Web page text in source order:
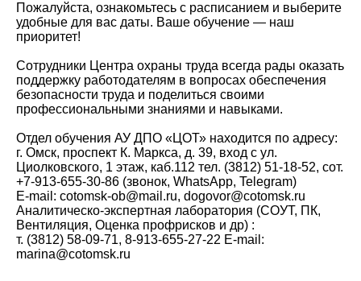
Пожалуйста, ознакомьтесь с расписанием и выберите
удобные для вас даты. Ваше обучение — наш
приоритет!
Сотрудники Центра охраны труда всегда рады оказать
поддержку работодателям в вопросах обеспечения
безопасности труда и поделиться своими
профессиональными знаниями и навыками.
Отдел обучения АУ ДПО «ЦОТ» находится по адресу:
г. Омск, проспект К. Маркса, д. 39, вход с ул.
Циолковского, 1 этаж, каб.112 тел. (3812) 51-18-52, сот.
‪+7-913-655-30-86‬ (звонок, WhatsApp, Telegram)
Е-mail: cotomsk-ob@mail.ru, dogovor@cotomsk.ru
Аналитическо-экспертная лаборатория (СОУТ, ПК,
Вентиляция, Оценка профрисков и др) :
т. (3812) 58-09-71, 8-913-655-27-22 E-mail:
marina@cotomsk.ru